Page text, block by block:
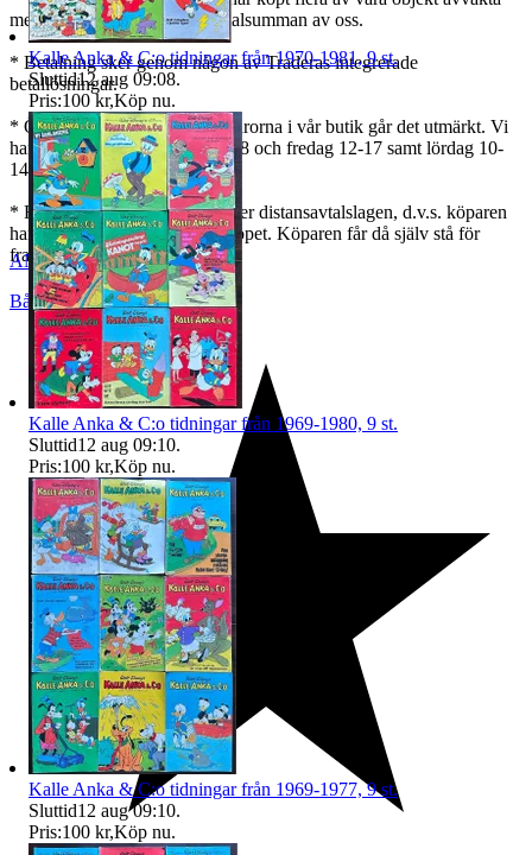
med betalningen tills ni får totalsumman av oss.
* Betalning sker genom någon av Traderas integrerade
betallösningar.
* Önskar ni avhämta varan / varorna i vår butik går det utmärkt. Vi
har normalt öppet torsdag 12-18 och fredag 12-17 samt lördag 10-
14.
* För varor köpta via nätet gäller distansavtalslagen, d.v.s. köparen
har 2 veckor på sig att ångra köpet. Köparen får då själv stå för
frakten.
ANTIQUS_BÅLSTA_AB
Bålsta,Sverige
Kalle Anka & C:o tidningar från 1970-1981, 9 st.
Sluttid12 aug 09:08.
Pris:100 kr,Köp nu.
Kalle Anka & C:o tidningar från 1969-1980, 9 st.
Sluttid12 aug 09:10.
Pris:100 kr,Köp nu.
Kalle Anka & C:o tidningar från 1969-1977, 9 st.
Sluttid12 aug 09:10.
Pris:100 kr,Köp nu.